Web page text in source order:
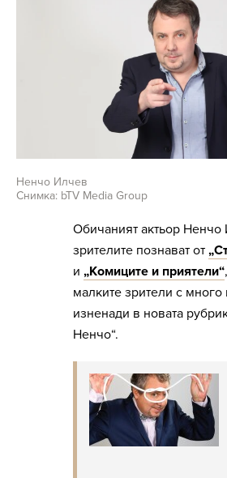
Ненчо Илчев
Снимка: bTV Media Group
Обичаният актьор Ненчо
зрителите познават от
и „Комиците и приятели“
малките зрители с много
изненади в новата
Ненчо“.